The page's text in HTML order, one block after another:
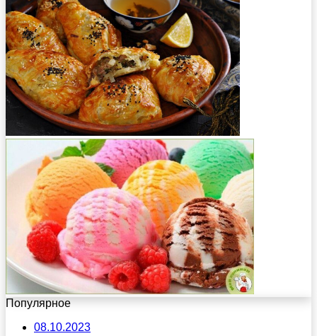
Популярное
08.10.2023